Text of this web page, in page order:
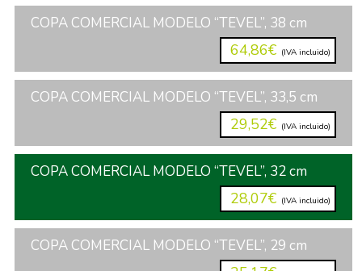
COPA COMERCIAL MODELO “TEVEL”, 38 cm
64,86€ (IVA incluido)
COPA COMERCIAL MODELO “TEVEL”, 33,5 cm
29,52€ (IVA incluido)
COPA COMERCIAL MODELO “TEVEL”, 32 cm
28,07€ (IVA incluido)
COPA COMERCIAL MODELO “TEVEL”, 29 cm